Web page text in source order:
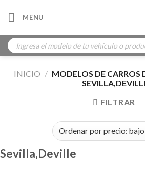
MENU
Búsqueda
de
productos
INICIO / MODELOS DE CARROS
FILTRAR
Sevilla,Deville